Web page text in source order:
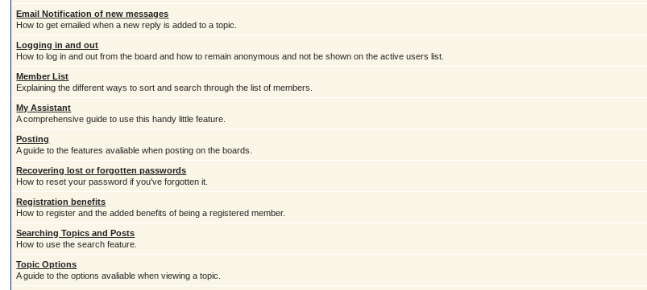
Email Notification of new messages
How to get emailed when a new reply is added to a topic.
Logging in and out
How to log in and out from the board and how to remain anonymous and not be shown on the active users list.
Member List
Explaining the different ways to sort and search through the list of members.
My Assistant
A comprehensive guide to use this handy little feature.
Posting
A guide to the features avaliable when posting on the boards.
Recovering lost or forgotten passwords
How to reset your password if you've forgotten it.
Registration benefits
How to register and the added benefits of being a registered member.
Searching Topics and Posts
How to use the search feature.
Topic Options
A guide to the options avaliable when viewing a topic.